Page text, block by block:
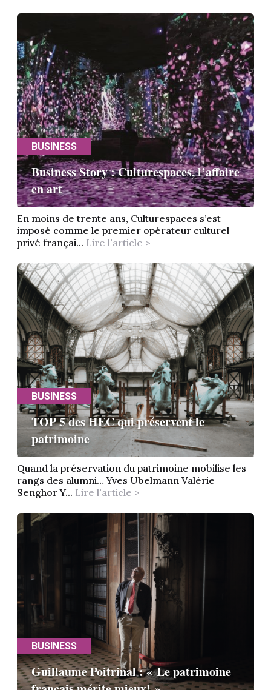
BUSINESS
Business Story : Culturespaces, l’affaire
en art
En moins de trente ans, Culturespaces s’est
imposé comme le premier opérateur culturel
privé françai... Lire l'article >
BUSINESS
TOP 5 des HEC qui préservent le
patrimoine
Quand la préservation du patrimoine mobilise les
rangs des alumni… Yves Ubelmann Valérie
Senghor Y... Lire l'article >
BUSINESS
Guillaume Poitrinal : « Le patrimoine